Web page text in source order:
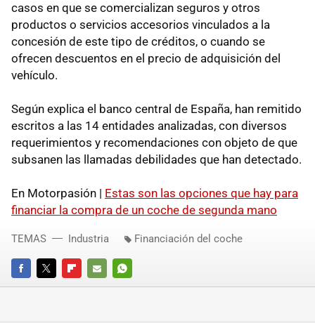
casos en que se comercializan seguros y otros
productos o servicios accesorios vinculados a la
concesión de este tipo de créditos, o cuando se
ofrecen descuentos en el precio de adquisición del
vehículo.
Según explica el banco central de España, han remitido
escritos a las 14 entidades analizadas, con diversos
requerimientos y recomendaciones con objeto de que
subsanen las llamadas debilidades que han detectado.
En Motorpasión | Estas son las opciones que hay para
financiar la compra de un coche de segunda mano
FACEBOOKTWITTERFLIPBOARD
E-
WHATSAPP
TEMAS Industria Financiación del coche